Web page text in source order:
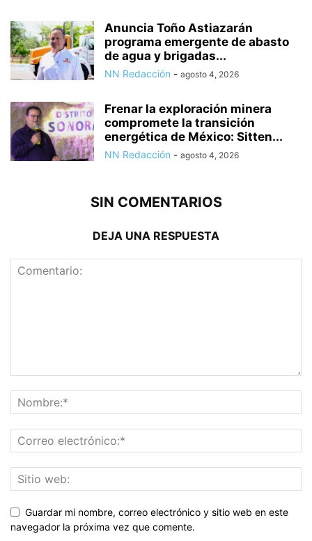
Anuncia Toño Astiazarán
programa emergente de abasto
de agua y brigadas...
NN Redacción - agosto 4, 2026
Frenar la exploración minera
compromete la transición
energética de México: Sitten...
NN Redacción - agosto 4, 2026
SIN COMENTARIOS
DEJA UNA RESPUESTA
Guardar mi nombre, correo electrónico y sitio web en este
navegador la próxima vez que comente.